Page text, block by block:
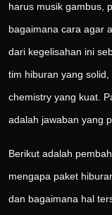
harus musik gambus,
bagaimana cara agar
dari kegelisahan ini
tim hiburan yang
chemistry yang kuat.
adalah jawaban yang
Berikut adalah
mengapa paket
dan bagaimana hal